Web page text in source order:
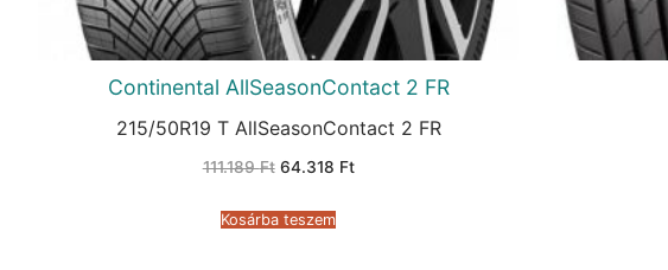
Continental AllSeasonContact 2 FR
215/50R19 T AllSeasonContact 2 FR
111.189Ft Original
111.189 Ft.
64.318 FtCurrent
Kosárba teszem